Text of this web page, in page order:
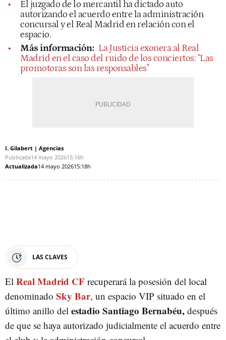
El juzgado de lo mercantil ha dictado auto
autorizando el acuerdo entre la administración
concursal y el Real Madrid en relación con el
espacio.
Más información: La Justicia exonera al Real
Madrid en el caso del ruido de los conciertos: "Las
promotoras son las responsables"
I. Gilabert | Agencias
Publicada14 mayo 202615:16h
Actualizada14 mayo 202615:18h
LAS CLAVES
El Real Madrid CF recuperará la posesión del local
denominado Sky Bar, un espacio VIP situado en el
último anillo del estadio Santiago Bernabéu, después
de que se haya autorizado judicialmente el acuerdo entre